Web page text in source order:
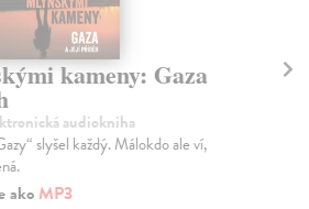
kameny: Gaza
audiokniha
slyšel každý. Málokdo ale ví,
akoMP3